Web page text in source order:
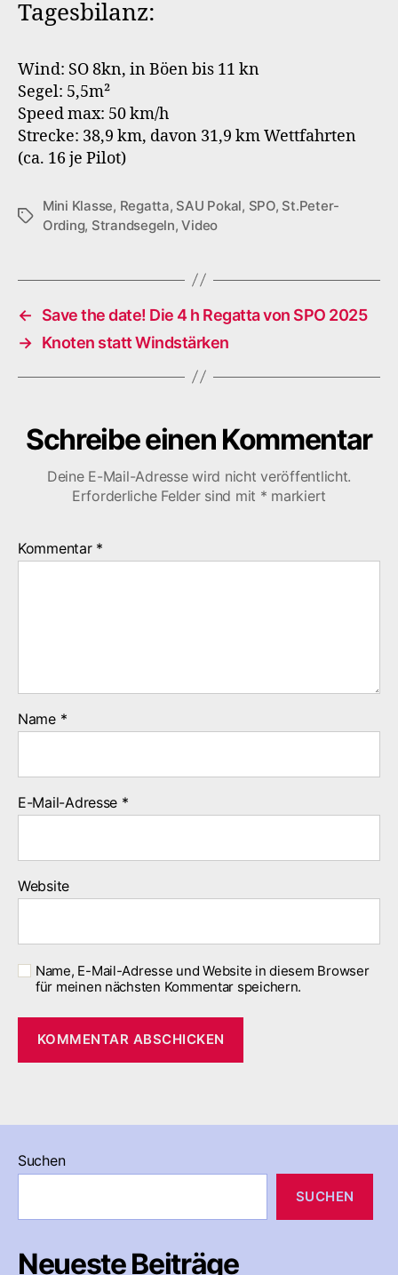
Tagesbilanz:
Wind: SO 8kn, in Böen bis 11 kn
Segel: 5,5m²
Speed max: 50 km/h
Strecke: 38,9 km, davon 31,9 km Wettfahrten
(ca. 16 je Pilot)
Schlagwörter
Mini Klasse, Regatta, SAU Pokal, SPO, St.Peter-
Ording, Strandsegeln,Video
←
Save the date! Die 4 h Regatta von SPO 2025
→ Knoten statt Windstärken
Schreibe einen Kommentar
Deine E-Mail-Adresse wird nicht veröffentlicht.
Erforderliche Felder sind mit * markiert
Kommentar *
Name *
E-Mail-Adresse *
Website
Name, E-Mail-Adresse und Website in diesem Browser
für meinen nächsten Kommentar speichern.
Suchen
SUCHEN
Neueste Beiträge